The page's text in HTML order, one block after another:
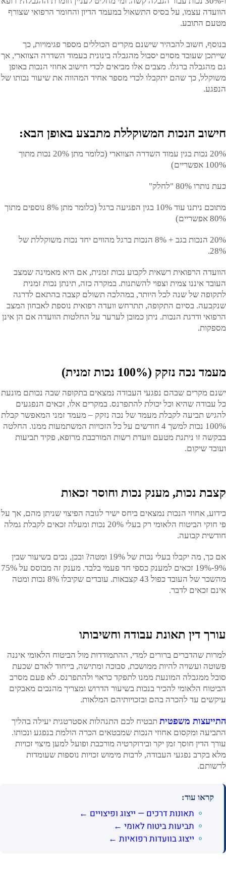
הוועדה עצמו, על בסיס התשאול במעמד הדיון והחומר הרפואי שצורף
מטעם התובע.
בנוסף, חשוב להבהיר שישנם מקרים הכוללים מספר פגימויות, כך
שייתכן שעובד מסוים יסבול מהגבלה בינונית בעמוד השדרה הצווארי, אך
גם מהגבלה ברגלו. מצבים אלו מביאים לכדי חישוב אחוזי הנכות באופן
משוקלל, כך שהם יתקבלו לכדי מספר אחיד המהווה את שיעור נכותו של
הנפגע.
חישוב הנכות המשוקללת מתבצע באופן הבא:
20% נכות בגין עמוד השדרה הצווארי (כלומר מתן 20% נכות מתוך
100% אפשריים)
כעת נותרו 80% "לחלק"
מתוכם ניתנו עוד 10% בגין הפגיעה ברגל (כלומר מתן 8% נוספים מתוך
80% אפשריים)
20% הנכות בגב + 8% הנכות ברגל מהווים יחד נכות משוקללת של
28%.
הוועדה הרפואית רשאית לקבוע נכות זמנית, אם היא מאמינה שמצב
העובד איננו צמית וצפוי להשתנות. במקרה כזה, תינתן נכות זמנית
לתקופה של שנה לכל היותר, במהלכה תשולם קצבה בהתאם לדרגה
שנקבעה. בסיום התקופה, תתרחש וועדה רפואית נוספת לאבחון המצב
הרפואי ודרגת הנכות. ניתן כמובן לערער על החלטות הוועדה אם הן אינן
מספקות.
מעמד נכה נזקק (100% נכות זמנית)
ישנם מקרים שבהם נפגעי העבודה נמצאים בתקופה שבה נכותם מונעת
כל עבודה שהיא וכל יכולת להתפרנס. במקרים אלו, זכאים הנפגעים
להגיש תביעה לקבלת מעמד של נכה נזקק – מעמד זמני המאפשר קבלת
100% נכות למשך 4 חודשים על כל הזכויות המשתמעות ממנו. החלטה
בבקשה זו ניתנת מטעם וועדת רשות המורכבת מרופא, פקיד תביעות
ועובד שיקום.
קצבת נכות, מענק נכות וחוסר זכאות
כידוע, אחוזי הנכות נמצאים ביחס ישיר לגובה הפיצוי שניתן מהם, אך על
פי חוקי הביטוח הלאומי רק בעלי 20% נכות ומעלה זכאים לקבלת גמלה
חודשית קבועה.
אם כך, מה יקבלו בעלי נכות של 19% ומטה? ובכן, נכים בשיעור שבין
9%-19% זכאים למענק כספי חד פעמי בלבד. מענק זה מבוסס על 75%
מהשכר של העובד כפול 43 קצבאות. עובדים שקיבלו 8% נכות ומטה
אינם זכאים לדבר.
עורך דין תאונת עבודה וחשיבותו
למרות שהדברים ברורים למדי, ההתמודדות מול הביטוח הלאומי איננה
פשוטה ועשויה להיות ממושכת, סבוכה ומתישה, בייחוד לאדם שכעת
סובל ממגבלה המונעת ממנו לתפקד כראוי ולהתפרנס. לא פעם מסרב
הביטוח הלאומי להכיר בנכות בשיעור הדרוש ומצריך מהנכים מאבקים
עיקשים עד להכרה בהם ובזכויותיהם המלאות.
התייעצות משפטית תבטיח לכם התנהלות אסטרטגית יעילה בהליך
התביעה ומקסום אחוזי הנכות שמבטאים הכרה הולמת בנפגע ונכותו.
עורך הדין חוסך זמן יקר ובירוקרטיה מורכבת ופועל למען מיצוי זכויות
מלא בקרב נפגעי העבודה, לרבות מימוש זכויות נוספות שעומדות
לרשותם.
קראו עוד:
תאונות דרכים — ייצוג ופיצויים ←
תביעות ביטוח לאומי ←
ייצוג בוועדות רפואיות ←